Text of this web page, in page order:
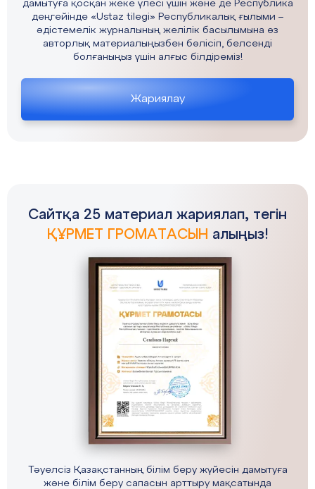
дамытуға қосқан жеке үлесі үшін және де Республика
деңгейінде «Ustaz tilegi» Республикалық ғылыми –
әдістемелік журналының желілік басылымына өз
авторлық материалыңызбен бөлісіп, белсенді
болғаныңыз үшін алғыс білдіреміз!
Жариялау
Сайтқа 25 материал жариялап, тегін
ҚҰРМЕТ ГРОМАТАСЫН алыңыз!
Тәуелсіз Қазақстанның білім беру жүйесін дамытуға
және білім беру сапасын арттыру мақсатында